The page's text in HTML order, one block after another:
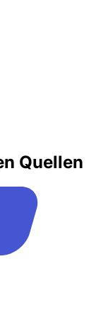
Quellen